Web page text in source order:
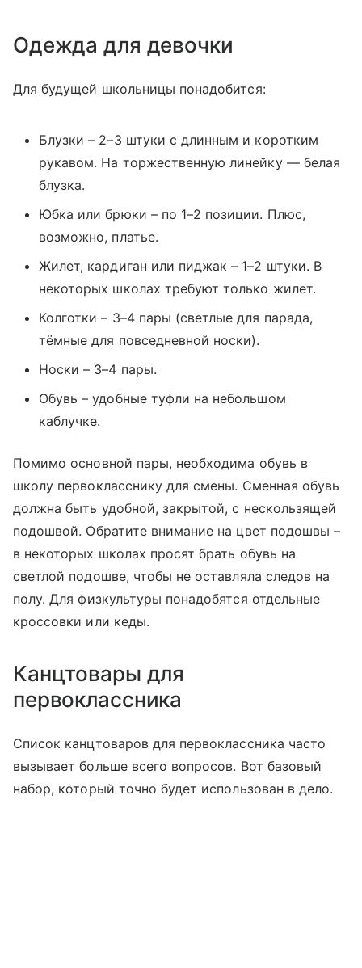
Одежда для девочки
Для будущей школьницы понадобится:
Блузки – 2–3 штуки с длинным и коротким
рукавом. На торжественную линейку — белая
блузка.
Юбка или брюки – по 1–2 позиции. Плюс,
возможно, платье.
Жилет, кардиган или пиджак – 1–2 штуки. В
некоторых школах требуют только жилет.
Колготки – 3–4 пары (светлые для парада,
тёмные для повседневной носки).
Носки – 3–4 пары.
Обувь – удобные туфли на небольшом
каблучке.
Помимо основной пары, необходима обувь в
школу первокласснику для смены. Сменная обувь
должна быть удобной, закрытой, с нескользящей
подошвой. Обратите внимание на цвет подошвы –
в некоторых школах просят брать обувь на
светлой подошве, чтобы не оставляла следов на
полу. Для физкультуры понадобятся отдельные
кроссовки или кеды.
Канцтовары для
первоклассника
Список канцтоваров для первоклассника часто
вызывает больше всего вопросов. Вот базовый
набор, который точно будет использован в дело.